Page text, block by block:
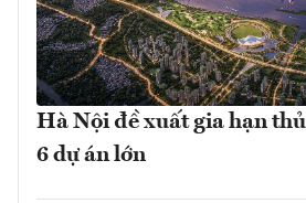
Hà Nội đề xuất gia hạn
6 dự án lớn